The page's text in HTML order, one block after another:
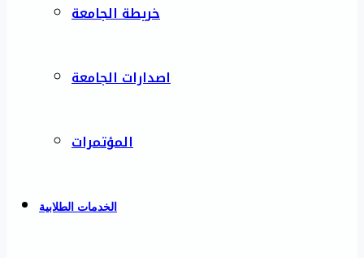
خريطة الجامعة
اصدارات الجامعة
المؤتمرات
الخدمات الطلابية